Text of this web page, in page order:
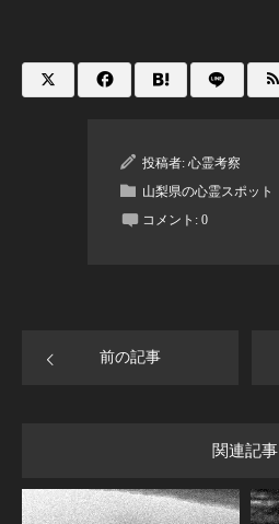
投稿者: 心霊考察
山梨県の心霊スポット
コメント: 0
前の記事
関連記事